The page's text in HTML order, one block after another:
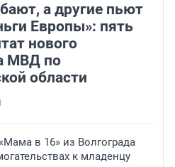
а другие пьют
Европы»: пять
нового
МВД по
области
в 16» из Волгограда
к младенцу